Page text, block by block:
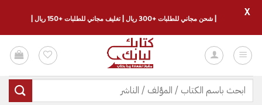
للمحتوى
البحث
عن:
| شحن مجاني للطلبات +300 ريال | تغليف مجاني للطلبات +150 ريال |
X